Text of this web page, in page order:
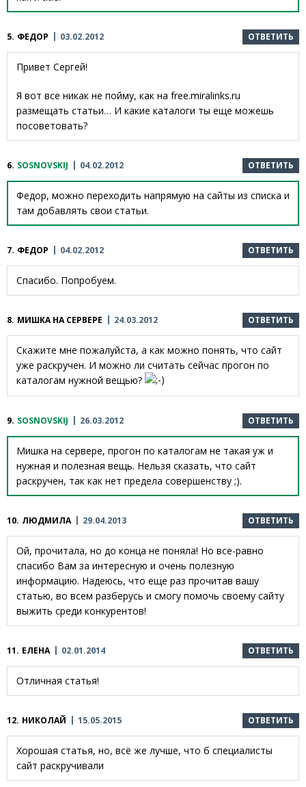
5. ФЕДОР 03.02.2012 ОТВЕТИТЬ
Привет Сергей!
Я вот все никак не пойму, как на free.miralinks.ru
размещать статьи… И какие каталоги ты еще можешь
посоветовать?
6. SOSNOVSKIJ 04.02.2012 ОТВЕТИТЬ
Федор, можно переходить напрямую на сайты из списка и
там добавлять свои статьи.
7. ФЕДОР 04.02.2012 ОТВЕТИТЬ
Спасибо. Попробуем.
8. МИШКА НА СЕРВЕРЕ 24.03.2012 ОТВЕТИТЬ
Скажите мне пожалуйста, а как можно понять, что сайт
уже раскручен. И можно ли считать сейчас прогон по
каталогам нужной вещью?
9. SOSNOVSKIJ 26.03.2012 ОТВЕТИТЬ
Мишка на сервере, прогон по каталогам не такая уж и
нужная и полезная вещь. Нельзя сказать, что сайт
раскручен, так как нет предела совершенству ;).
10. ЛЮДМИЛА 29.04.2013 ОТВЕТИТЬ
Ой, прочитала, но до конца не поняла! Но все-равно
спасибо Вам за интересную и очень полезную
информацию. Надеюсь, что еще раз прочитав вашу
статью, во всем разберусь и смогу помочь своему сайту
выжить среди конкурентов!
11. ЕЛЕНА 02.01.2014 ОТВЕТИТЬ
Отличная статья!
12. НИКОЛАЙ 15.05.2015 ОТВЕТИТЬ
Хорошая статья, но, всё же лучше, что б специалисты
сайт раскручивали